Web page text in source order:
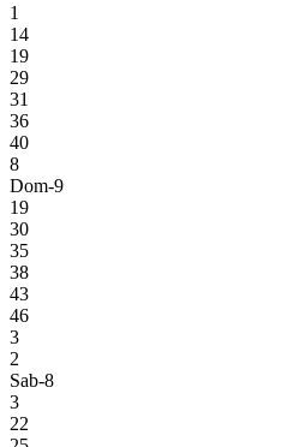
1
14
19
29
31
36
40
8
Dom-9
19
30
35
38
43
46
3
2
Sab-8
3
22